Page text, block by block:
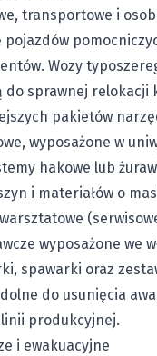
transportowe i
pojazdów
Wozy
do sprawnej
pakietów
wyposażone w
hakowe lub
i materiałów o
wyposażone we
spawarki oraz
do usunięcia
produkcyjnej.
i ewakuacyjne